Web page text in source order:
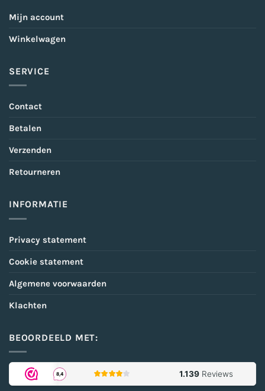
Mijn account
Winkelwagen
SERVICE
Contact
Betalen
Verzenden
Retourneren
INFORMATIE
Privacy statement
Cookie statement
Algemene voorwaarden
Klachten
BEOORDEELD MET: